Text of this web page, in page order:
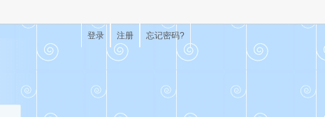
忘记密码?
注册
登录